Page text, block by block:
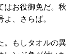
はお役御免だ。秋
、さらば。
。もしタオルの異